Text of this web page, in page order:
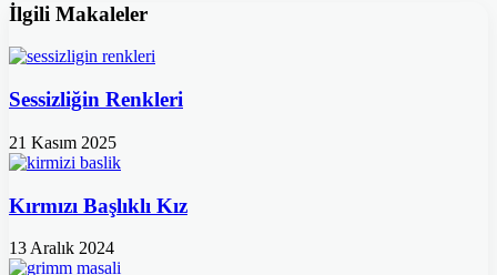
İlgili Makaleler
Sessizliğin Renkleri
21 Kasım 2025
Kırmızı Başlıklı Kız
13 Aralık 2024